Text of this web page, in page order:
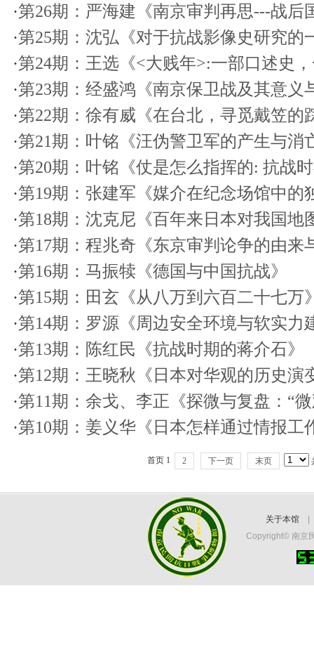
·第26期：严海建《南京审判再思---战后
·第25期：沈弘《对于抗战影像史研究的
·第24期：王选《<大贱年>:一部口述史
·第23期：经盛鸿《南京保卫战及其意义
·第22期：徐有威《在台北，寻觅戴笠的
·第21期：叶铭《汪伪警卫军的产生与消
·第20期：叶铭《仗是怎么指挥的: 抗战
·第19期：张建军《媒介在纪念场馆中的
·第18期：沈克尼《百年来日本对我国地
·第17期：程兆奇《东京审判论争的由来
·第16期：马振犊《德国与中国抗战》
·第15期：田玄《从八万到六百二十七万
·第14期：罗源《周边安全环境与软实力
·第13期：陈红民《抗战时期的蒋介石》
·第12期：王晓秋《日本对华观的历史演
·第11期：余戈、李正《探微与复盘：“
·第10期：姜义华《日本怎样通过情报工
首页 1 2 下一页 末页
关于本馆
Copyright© 南京